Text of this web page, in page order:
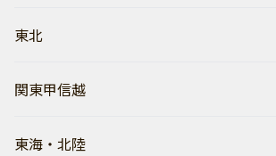
東北
関東甲信越
東海・北陸